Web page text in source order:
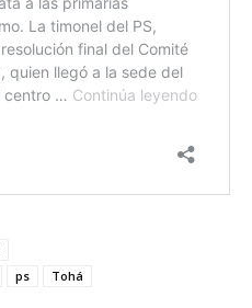
ps Tohá